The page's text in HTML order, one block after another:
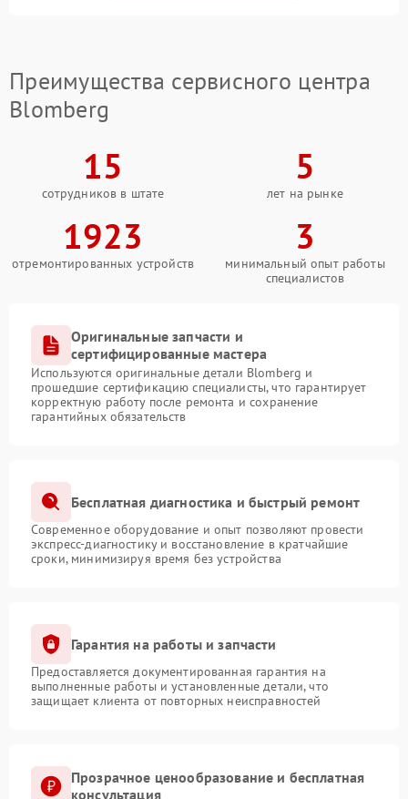
Преимущества сервисного центра
Blomberg
15
сотрудников в штате
5
лет на рынке
1923
отремонтированных устройств
3
минимальный опыт работы
специалистов
Оригинальные запчасти и
сертифицированные мастера
Используются оригинальные детали Blomberg и
прошедшие сертификацию специалисты, что гарантирует
корректную работу после ремонта и сохранение
гарантийных обязательств
Бесплатная диагностика и быстрый ремонт
Современное оборудование и опыт позволяют провести
экспресс-диагностику и восстановление в кратчайшие
сроки, минимизируя время без устройства
Гарантия на работы и запчасти
Предоставляется документированная гарантия на
выполненные работы и установленные детали, что
защищает клиента от повторных неисправностей
Прозрачное ценообразование и бесплатная
консультация